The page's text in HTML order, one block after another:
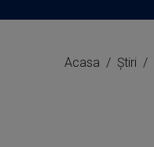
Acasa Știri